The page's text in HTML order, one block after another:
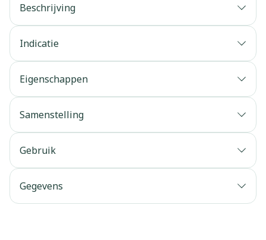
Beschrijving
Indicatie
Eigenschappen
Samenstelling
Gebruik
Gegevens